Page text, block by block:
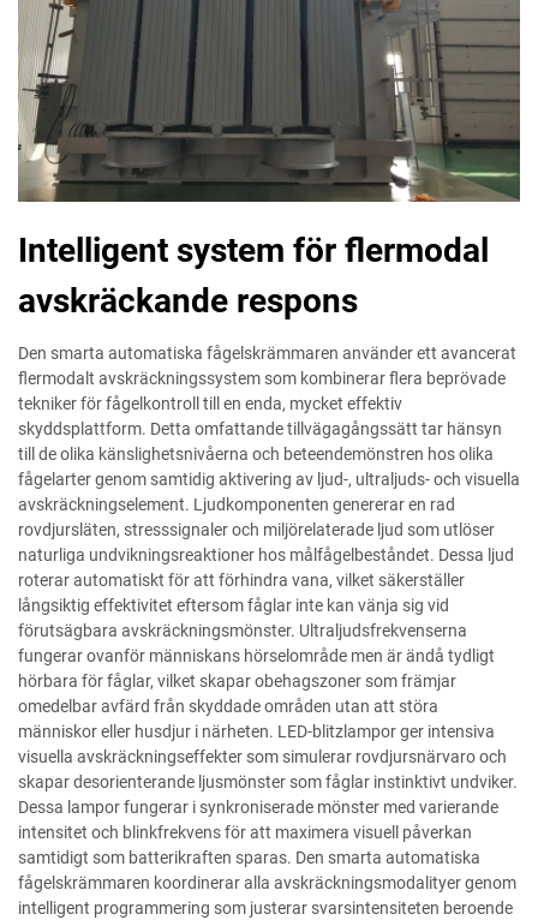
Intelligent system för flermodal
avskräckande respons
Den smarta automatiska fågelskrämmaren använder ett avancerat
flermodalt avskräckningssystem som kombinerar flera beprövade
tekniker för fågelkontroll till en enda, mycket effektiv
skyddsplattform. Detta omfattande tillvägagångssätt tar hänsyn
till de olika känslighetsnivåerna och beteendemönstren hos olika
fågelarter genom samtidig aktivering av ljud-, ultraljuds- och visuella
avskräckningselement. Ljudkomponenten genererar en rad
rovdjursläten, stresssignaler och miljörelaterade ljud som utlöser
naturliga undvikningsreaktioner hos målfågelbeståndet. Dessa ljud
roterar automatiskt för att förhindra vana, vilket säkerställer
långsiktig effektivitet eftersom fåglar inte kan vänja sig vid
förutsägbara avskräckningsmönster. Ultraljudsfrekvenserna
fungerar ovanför människans hörselområde men är ändå tydligt
hörbara för fåglar, vilket skapar obehagszoner som främjar
omedelbar avfärd från skyddade områden utan att störa
människor eller husdjur i närheten. LED-blitzlampor ger intensiva
visuella avskräckningseffekter som simulerar rovdjursnärvaro och
skapar desorienterande ljusmönster som fåglar instinktivt undviker.
Dessa lampor fungerar i synkroniserade mönster med varierande
intensitet och blinkfrekvens för att maximera visuell påverkan
samtidigt som batterikraften sparas. Den smarta automatiska
fågelskrämmaren koordinerar alla avskräckningsmodalityer genom
intelligent programmering som justerar svarsintensiteten beroende